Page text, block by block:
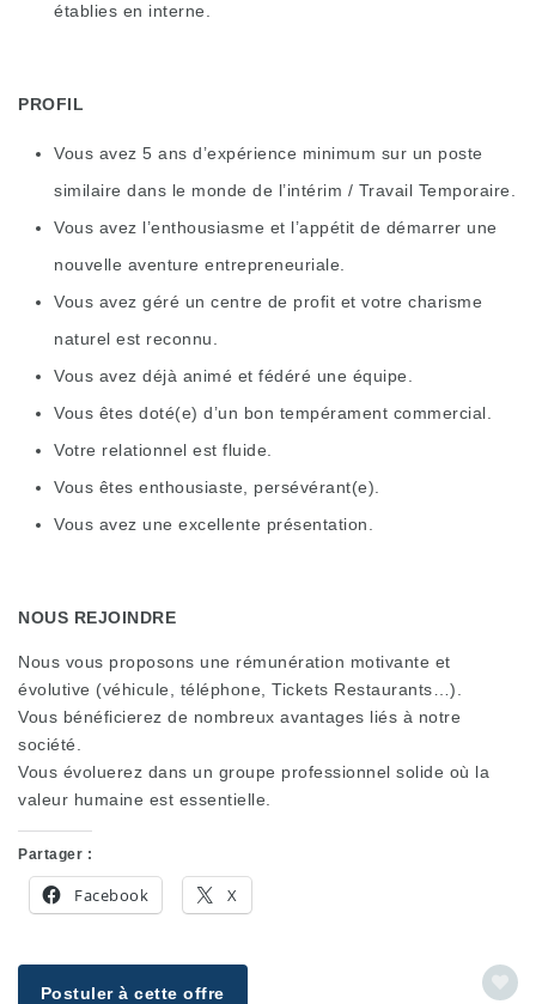
établies en interne.
PROFIL
Vous avez 5 ans d’expérience minimum sur un poste
similaire dans le monde de l’intérim / Travail Temporaire.
Vous avez l’enthousiasme et l’appétit de démarrer une
nouvelle aventure entrepreneuriale.
Vous avez géré un centre de profit et votre charisme
naturel est reconnu.
Vous avez déjà animé et fédéré une équipe.
Vous êtes doté(e) d’un bon tempérament commercial.
Votre relationnel est fluide.
Vous êtes enthousiaste, persévérant(e).
Vous avez une excellente présentation.
NOUS REJOINDRE
Nous vous proposons une rémunération motivante et
évolutive (véhicule, téléphone, Tickets Restaurants…).
Vous bénéficierez de nombreux avantages liés à notre
société.
Vous évoluerez dans un groupe professionnel solide où la
valeur humaine est essentielle.
Partager :
Facebook X
Postuler à cette offre